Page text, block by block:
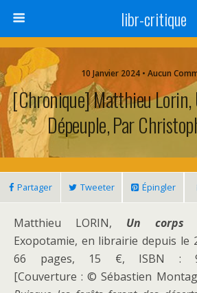
libr-critique
10 Janvier 2024 • Aucun
[Chronique] Matthieu Lorin,
Dépeuple, Par
Partager Tweeter Épingler
Matthieu LORIN, Un corps
Exopotamie, en librairie depuis le
66 pages, 15 €, ISBN :
[Couverture : © Sébastien